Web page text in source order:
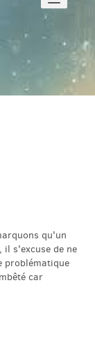
qu'un
s'excuse de ne
problématique
car